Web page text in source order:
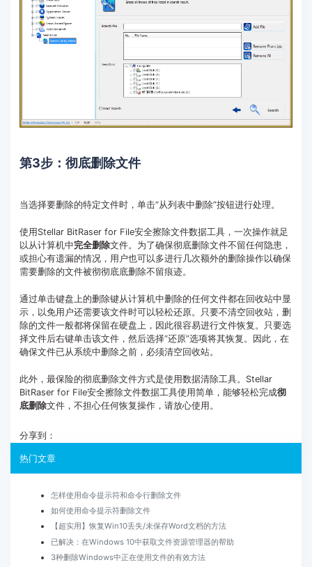
第3步：彻底删除文件
当选择要删除的特定文件时，单击“从列表中删除”按钮进行处理。
使用Stellar BitRaser for File安全擦除文件数据工具，一次操作就足
以从计算机中完全删除文件。为了确保彻底删除文件不留任何隐患，
或担心有遗漏的情况，用户也可以多进行几次额外的删除操作以确保
需要删除的文件被彻彻底底删除不留痕迹。
通过单击键盘上的删除键从计算机中删除的任何文件都在回收站中显
示，以免用户还需要该文件时可以轻松还原。只要不清空回收站，删
除的文件一般都将保留在硬盘上，因此很容易进行文件恢复。只要选
择文件后右键单击该文件，然后选择“还原”选项将其恢复。因此，在
确保文件已从系统中删除之前，必须清空回收站。
此外，最保险的彻底删除文件方式是使用数据清除工具。Stellar
BitRaser for File安全擦除文件数据工具使用简单，能够轻松完成彻
底删除文件，不担心任何恢复操作，请放心使用。
分享到：
热门文章
怎样使用命令提示符和命令行删除文件
如何使用命令提示符删除文件
【超实用】恢复Win10丢失/未保存Word文档的方法
已解决：在Windows 10中获取文件资源管理器的帮助
3种删除Windows中正在使用文件的有效方法